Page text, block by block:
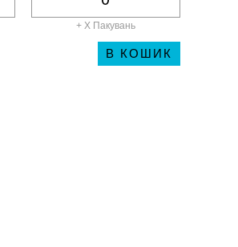
+ X Пакувань
В КОШИК